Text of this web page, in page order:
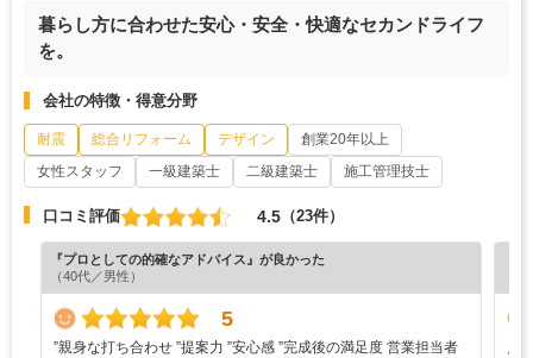
暮らし方に合わせた安心・安全・快適なセカンドライフ
を。
会社の特徴・得意分野
耐震 総合リフォーム デザイン
創業20年以上
女性スタッフ
一級建築士 二級建築士 施工管理技士
口コミ評価 4.5 （23件）
『プロとしての的確なアドバイス』が良かった
（40代／男性）
5
”‬親身な打ち合わせ ‪”‬提案力 ‪”‬安心感 ‪”‬完成後の満足度 営業担当者